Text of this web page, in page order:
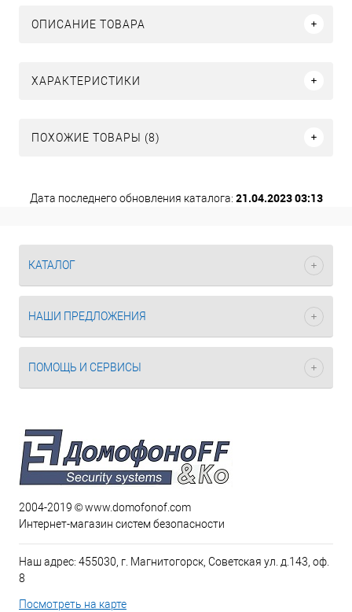
ОПИСАНИЕ ТОВАРА
ХАРАКТЕРИСТИКИ
ПОХОЖИЕ ТОВАРЫ (8)
Дата последнего обновления каталога: 21.04.2023 03:13
КАТАЛОГ
НАШИ ПРЕДЛОЖЕНИЯ
ПОМОЩЬ И СЕРВИСЫ
2004-2019 © www.domofonof.com
Интернет-магазин систем безопасности
Наш адрес: 455030, г. Магнитогорск, Советская ул. д.143, оф.
8
Посмотреть на карте